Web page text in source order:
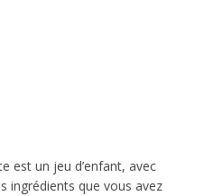
est un jeu d’enfant, avec
ingrédients que vous avez